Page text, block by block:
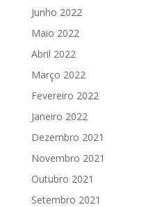
Junho 2022
Maio 2022
Abril 2022
Março 2022
Fevereiro 2022
Janeiro 2022
Dezembro 2021
Novembro 2021
Outubro 2021
Setembro 2021